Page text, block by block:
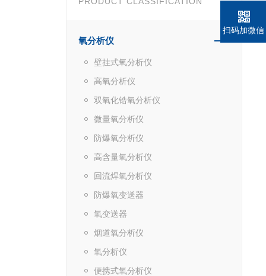
氧分析仪
壁挂式氧分析仪
高氧分析仪
双氧化锆氧分析仪
微量氧分析仪
防爆氧分析仪
高含量氧分析仪
回流焊氧分析仪
防爆氧变送器
氧变送器
烟道氧分析仪
氧分析仪
便携式氧分析仪
扫码加微信